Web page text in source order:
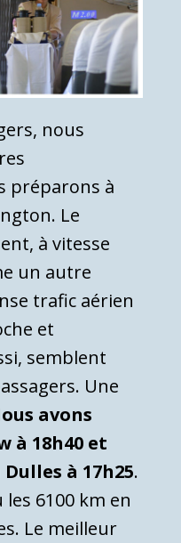
nous
préparons à
Le
à vitesse
un autre
trafic aérien
et
semblent
Une
avons
à 18h40 et
à 17h25.
6100 km en
Le meilleur